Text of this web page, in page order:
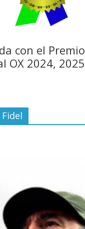
con el Premio
OX 2024,